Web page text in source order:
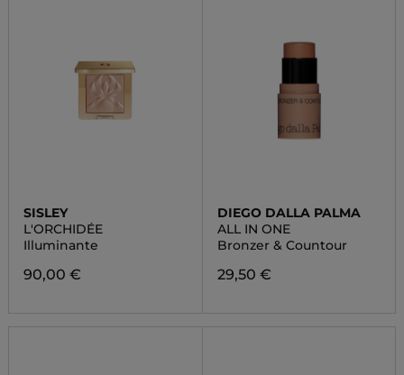
SISLEY
L'ORCHIDÉE
Illuminante
90,00 €
DIEGO DALLA PALMA
ALL IN ONE
Bronzer & Countour
29,50 €